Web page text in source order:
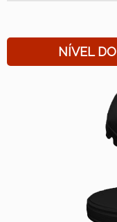
NÍVEL